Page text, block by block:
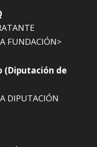
FUNDACIÓN>
(Diputación de
DIPUTACIÓN